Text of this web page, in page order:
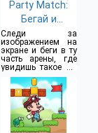
Party Match:
Бегай и
Соединяй
Следи за
изображением на
экране и беги в ту
часть арены, где
увидишь такое же
изображение